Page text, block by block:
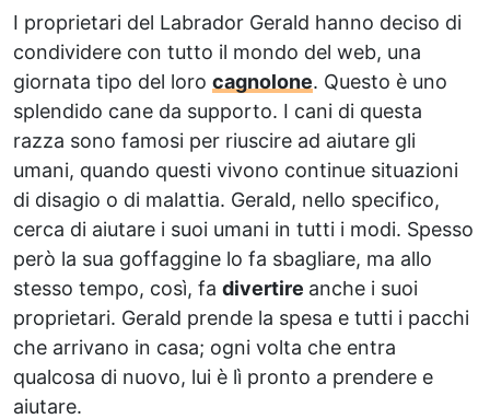
I proprietari del Labrador Gerald hanno deciso di
condividere con tutto il mondo del web, una
giornata tipo del loro cagnolone. Questo è uno
splendido cane da supporto. I cani di questa
razza sono famosi per riuscire ad aiutare gli
umani, quando questi vivono continue situazioni
di disagio o di malattia. Gerald, nello specifico,
cerca di aiutare i suoi umani in tutti i modi. Spesso
però la sua goffaggine lo fa sbagliare, ma allo
stesso tempo, così, fa divertire anche i suoi
proprietari. Gerald prende la spesa e tutti i pacchi
che arrivano in casa; ogni volta che entra
qualcosa di nuovo, lui è lì pronto a prendere e
aiutare.